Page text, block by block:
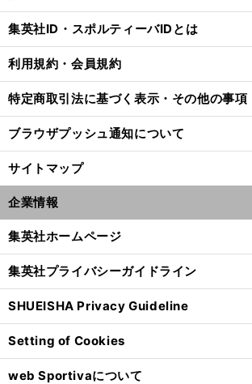
】
湘
・
・
・
・
集英社ID・スポルティーバIDとは
利用規約・会員規約
特定商取引法に基づく表示・その他の事項
ブラウザプッシュ通知について
サイトマップ
企業情報
集英社ホームページ
集英社プライバシーガイドライン
SHUEISHA Privacy Guideline
Setting of Cookies
web Sportivaについて